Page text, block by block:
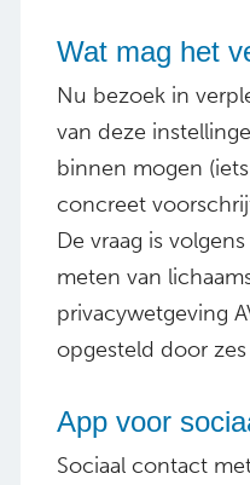
Wat mag het
Nu bezoek in
van deze
binnen mogen
concreet
De vraag is volgens
meten van
privacywetgeving
opgesteld door
App voor
Sociaal contact